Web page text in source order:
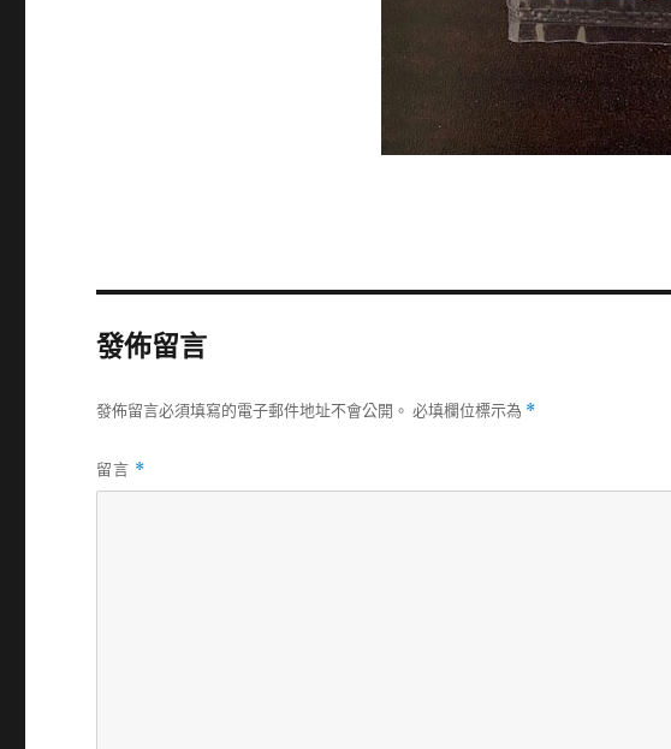
發佈留言
發佈留言必須填寫的電子郵件地址不會公開。 必填欄位標示為 *
留言 *